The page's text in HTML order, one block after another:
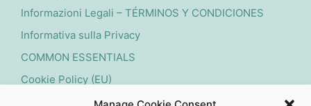
Informazioni Legali – TÉRMINOS Y CONDICIONES
Informativa sulla Privacy
COMMON ESSENTIALS
Cookie Policy (EU)